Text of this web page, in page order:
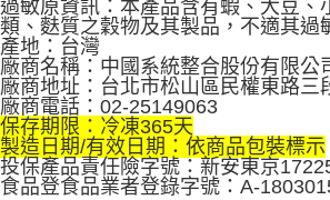
過敏原資訊：本產品含有蝦、大豆、
類、麩質之穀物及其製品，不適其過
產地：台灣
廠商名稱：中國系統整合股份有限公
廠商地址：台北市松山區民權東路三
廠商電話：02-25149063
保存期限：冷凍365天
製造日期/有效日期：依商品包裝標示
投保產品責任險字號：新安東京
食品登食品業者登錄字號：A-